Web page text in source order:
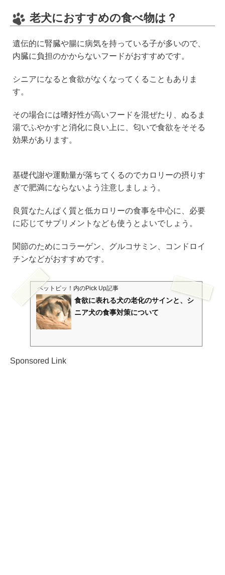
老犬におすすめの食べ物は？
遺伝的に腎臓や腸に病気を持っている子が多いので、
内臓に負担のかからないフードがおすすめです。
シニアになると食欲がなくなってくることもありま
す。
その場合には嗜好性が高いフードを混ぜたり、ぬるま
湯でふやかすと消化に良い上に、匂いで食欲をそそる
効果があります。
基礎代謝や運動量が落ちてくるのでカロリーの摂りす
ぎで肥満にならないよう注意しましょう。
良質なたんぱく質と低カロリーの食事を中心に、必要
に応じてサプリメントなども使うとよいでしょう。
関節のためにコラーゲン、グルコサミン、コンドロイ
チンなどがおすすめです。
ペットピッ！ 内のPick Up記事
食欲に表れる犬の老化のサインと、シ
ニア犬の食事対策について
Sponsored Link